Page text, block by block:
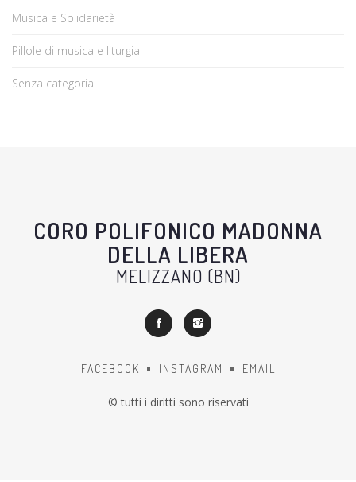
Musica e Solidarietà
Pillole di musica e liturgia
Senza categoria
CORO POLIFONICO MADONNA
DELLA LIBERA
MELIZZANO (BN)
FACEBOOK INSTAGRAM EMAIL
© tutti i diritti sono riservati